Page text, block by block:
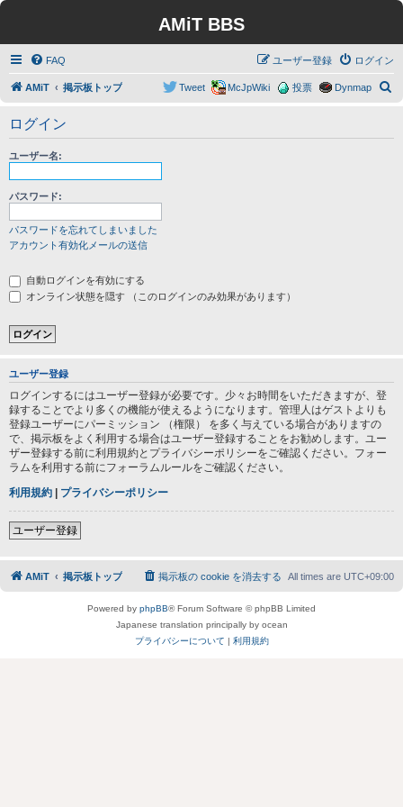
AMiT BBS
FAQ ログイン
ユーザー登録
AMiT 掲示板トップ Dynmap
投票
McJpWiki
Tweet
ログイン
ユーザー名:
パスワード:
パスワードを忘れてしまいました
アカウント有効化メールの送信
自動ログインを有効にする
オンライン状態を隠す （このログインのみ効果があります）
ユーザー登録
ログインするにはユーザー登録が必要です。少々お時間をいただきますが、登
録することでより多くの機能が使えるようになります。管理人はゲストよりも
登録ユーザーにパーミッション （権限） を多く与えている場合がありますの
で、掲示板をよく利用する場合はユーザー登録することをお勧めします。ユー
ザー登録する前に利用規約とプライバシーポリシーをご確認ください。フォー
ラムを利用する前にフォーラムルールをご確認ください。
利用規約 | プライバシーポリシー
ユーザー登録
AMiT 掲示板トップ All times are UTC+09:00
掲示板の cookie を消去する
Powered by phpBB® Forum Software © phpBB Limited
Japanese translation principally by ocean
プライバシーについて | 利用規約